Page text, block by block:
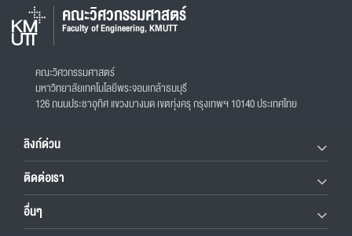
คณะวิศวกรรมศาสตร์
Faculty of Engineering, KMUTT
คณะวิศวกรรมศาสตร์
มหาวิทยาลัยเทคโนโลยีพระจอมเกล้าธนบุรี
126 ถนนประชาอุทิศ แขวงบางมด เขตทุ่งครุ กรุงเทพฯ 10140 ประเทศไทย
ลิงก์ด่วน
ติดต่อเรา
อื่นๆ